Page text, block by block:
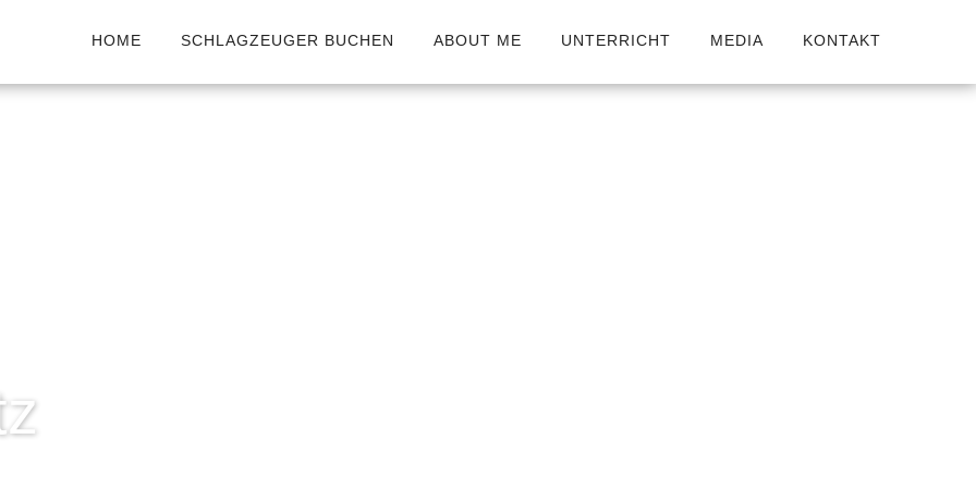
HOME SCHLAGZEUGER BUCHEN ABOUT ME UNTERRICHT MEDIA KONTAKT